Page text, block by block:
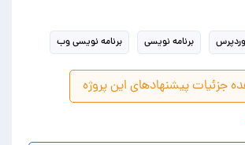
وردپرس برنامه نویسی برنامه نویسی وب
جزئیات پیشنهادهای این پروژه